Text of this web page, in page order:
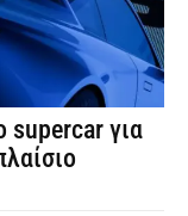
supercar για